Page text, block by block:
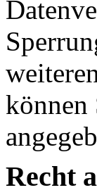
können
Recht